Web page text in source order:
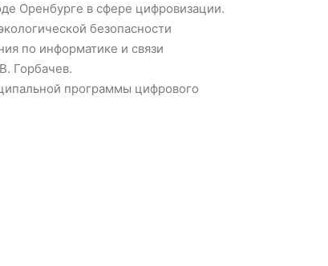
Оренбурге в сфере цифровизации.
безопасности
по информатике и связи
Горбачев.
программы цифрового